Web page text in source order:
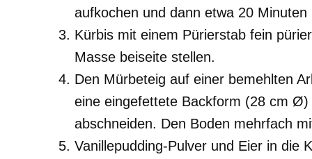
aufkochen und dann etwa 20 Minuten
Kürbis mit einem Pürierstab fein
Masse beiseite stellen.
Den Mürbeteig auf einer bemehlten
eine eingefettete Backform (28 cm
abschneiden. Den Boden mehrfach
Vanillepudding-Pulver und Eier in die